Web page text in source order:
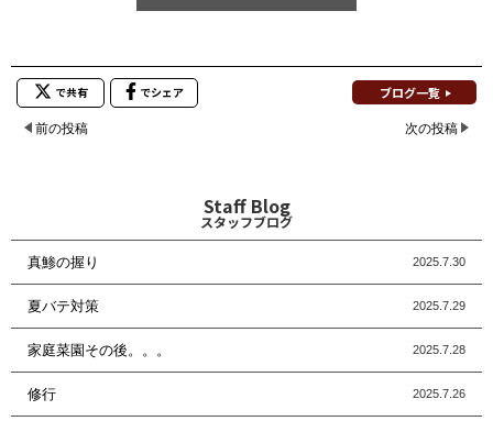
で共有 でシェア ブログ一覧
前の投稿 次の投稿
Staff Blog
スタッフブログ
真鯵の握り 2025.7.30
夏バテ対策 2025.7.29
家庭菜園その後。。。 2025.7.28
修行 2025.7.26